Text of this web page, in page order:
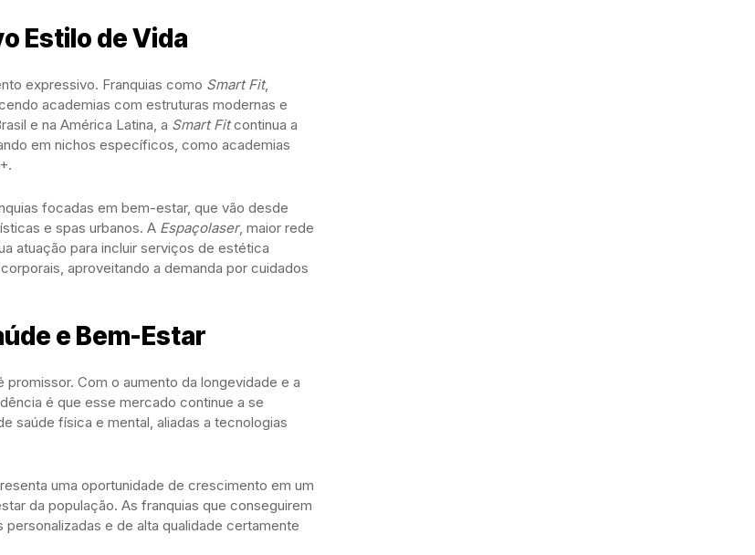
Estilo de Vida
expressivo. Franquias como Smart Fit,
academias com estruturas modernas e
e na América Latina, a Smart Fitcontinua a
em nichos específicos, como academias
focadas em bem-estar, que vão desde
e spas urbanos. A Espaçolaser, maior rede
atuação para incluir serviços de estética
aproveitando a demanda por cuidados
e Bem-Estar
Com o aumento da longevidade e a
é que esse mercado continue a se
saúde física e mental, aliadas a tecnologias
uma oportunidade de crescimento em um
da população. As franquias que conseguirem
e de alta qualidade certamente